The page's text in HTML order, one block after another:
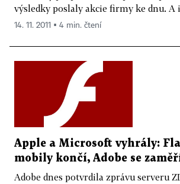
výsledky poslaly akcie firmy ke dnu. A
14. 11. 2011 ▪ 4 min. čtení
Apple a Microsoft vyhrály:
mobily končí, Adobe se
Adobe dnes potvrdila zprávu serveru